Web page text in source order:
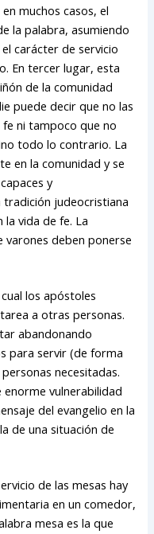
muchos casos, el
la palabra, asumiendo
carácter de servicio
En tercer lugar, esta
de la comunidad
puede decir que no las
ni tampoco que no
todo lo contrario. La
en la comunidad y se
y
tradición judeocristiana
la vida de fe. La
deben ponerse
los apóstoles
a otras personas.
abandonando
para servir (de forma
necesitadas.
vulnerabilidad
del evangelio en la
de una situación de
de las mesas hay
en un comedor,
mesa es la que